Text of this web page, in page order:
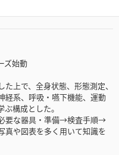
ズ始動
上で、全身状態、形態測定、
経系、呼吸・嚥下機能、運動
構成とした。
要な器具・準備→検査手順→
や図表を多く用いて知識を